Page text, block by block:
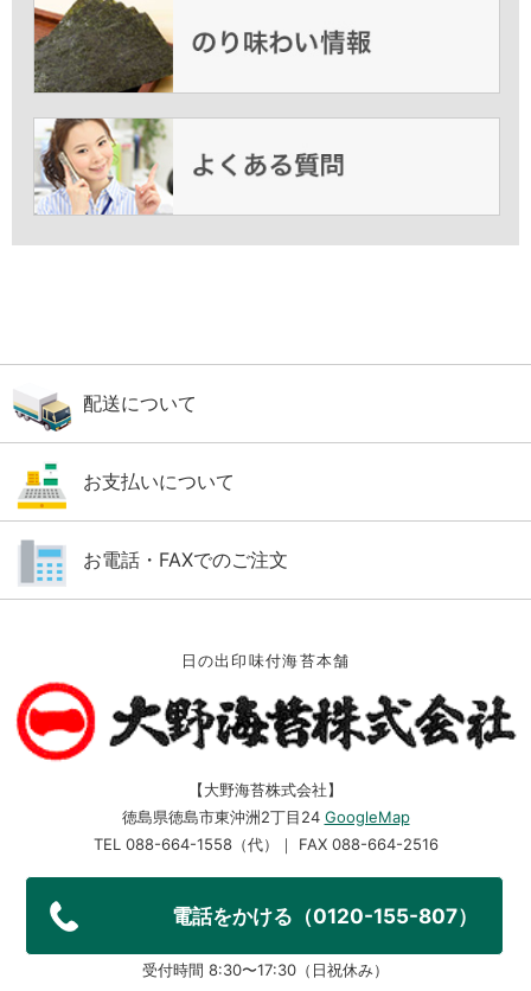
配送について
お支払いについて
お電話・FAXでのご注文
日の出印味付海苔本舗
【大野海苔株式会社】
徳島県徳島市東沖洲2丁目24 GoogleMap
TEL 088-664-1558（代）｜ FAX 088-664-2516
電話をかける（0120-155-807）
受付時間 8:30〜17:30（日祝休み）